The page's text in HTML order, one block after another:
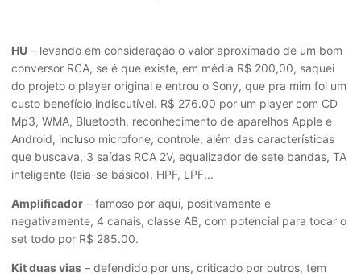
HU – levando em consideração o valor aproximado de um bom
conversor RCA, se é que existe, em média R$ 200,00, saquei
do projeto o player original e entrou o Sony, que pra mim foi um
custo benefício indiscutível. R$ 276.00 por um player com CD
Mp3, WMA, Bluetooth, reconhecimento de aparelhos Apple e
Android, incluso microfone, controle, além das características
que buscava, 3 saídas RCA 2V, equalizador de sete bandas, TA
inteligente (leia-se básico), HPF, LPF...
Amplificador – famoso por aqui, positivamente e
negativamente, 4 canais, classe AB, com potencial para tocar o
set todo por R$ 285.00.
Kit duas vias – defendido por uns, criticado por outros, tem